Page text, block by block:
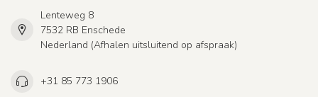
Lenteweg 8
7532 RB Enschede
Nederland (Afhalen uitsluitend op afspraak)
+31 85 773 1906